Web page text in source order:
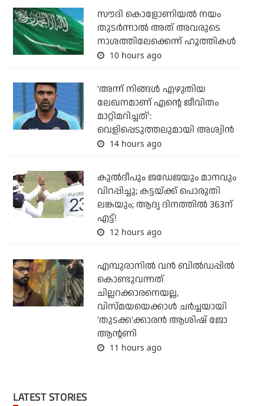
സൗദി കൊളോണിയല്‍ നയം
തുടര്‍ന്നാല്‍ അത് അവരുടെ
നാശത്തിലേക്കെന്ന് ഹൂത്തികള്‍
10 hours ago
'അന്ന് നിങ്ങള്‍ എഴുതിയ
ലേഖനമാണ് എന്റെ ജീവിതം
മാറ്റിമറിച്ചത്':
വെളിപ്പെടുത്തലുമായി അശ്വിന്‍
14 hours ago
കുല്‍ദീപും ജഡേജയും മാനവും
വിറപ്പിച്ചു; കട്ടയ്ക്ക് പൊരുതി
ലങ്കയും; ആദ്യ ദിനത്തില്‍ 363ന്
എട്ട്!
12 hours ago
എമ്പുരാനില്‍ വന്‍ ബില്‍ഡപ്പില്‍
കൊണ്ടുവന്നത്
ചില്ലറക്കാരനെയല്ല,
വിസ്മയയെക്കാള്‍ ചര്‍ച്ചയായി
'തുടക്ക'ക്കാരന്‍ ആശിഷ് ജോ
ആന്റണി
11 hours ago
LATEST STORIES